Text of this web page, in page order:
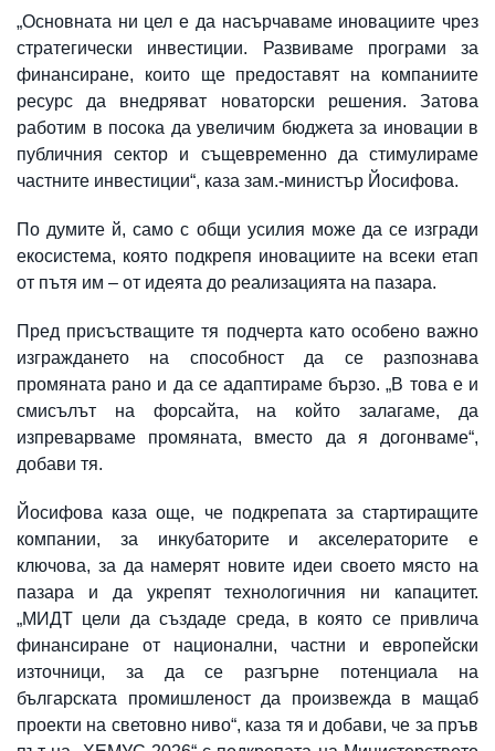
„Основната ни цел е да насърчаваме иновациите чрез
стратегически инвестиции. Развиваме програми за
финансиране, които ще предоставят на компаниите
ресурс да внедряват новаторски решения. Затова
работим в посока да увеличим бюджета за иновации в
публичния сектор и същевременно да стимулираме
частните инвестиции“, каза зам.-министър Йосифова.
По думите й, само с общи усилия може да се изгради
екосистема, която подкрепя иновациите на всеки етап
от пътя им – от идеята до реализацията на пазара.
Пред присъстващите тя подчерта като особено важно
изграждането на способност да се разпознава
промяната рано и да се адаптираме бързо. „В това е и
смисълът на форсайта, на който залагаме, да
изпреварваме промяната, вместо да я догонваме“,
добави тя.
Йосифова каза още, че подкрепата за стартиращите
компании, за инкубаторите и акселераторите е
ключова, за да намерят новите идеи своето място на
пазара и да укрепят технологичния ни капацитет.
„МИДТ цели да създаде среда, в която се привлича
финансиране от национални, частни и европейски
източници, за да се разгърне потенциала на
българската промишленост да произвежда в мащаб
проекти на световно ниво“, каза тя и добави, че за пръв